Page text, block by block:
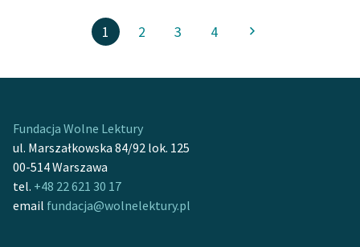
1 2 3 4
Fundacja Wolne Lektury
ul. Marszałkowska 84/92 lok. 125
00-514 Warszawa
tel. +48 22 621 30 17
email fundacja@wolnelektury.pl